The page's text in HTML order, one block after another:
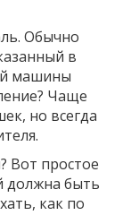
Обычно
в
машины
Чаще
но всегда
Вот простое
должна быть
как по